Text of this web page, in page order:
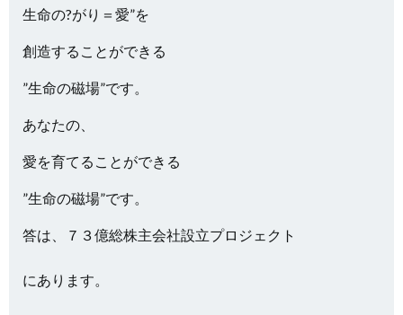
生命の?がり＝愛”を
創造することができる
”生命の磁場”です。
あなたの、
愛を育てることができる
”生命の磁場”です。
答は、７３億総株主会社設立プロジェクト
にあります。